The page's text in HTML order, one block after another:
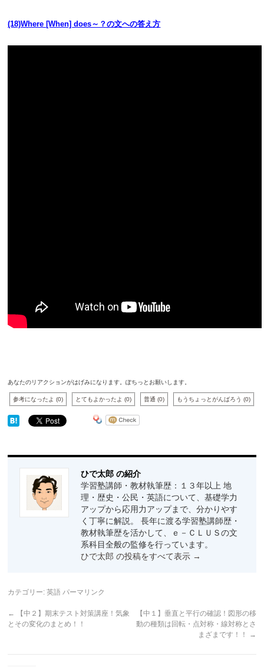
(18)Where [When] does～？の文への答え方
あなたのリアクションがはげみになります。ぽちっとお願いします。
参考になったよ(0) とてもよかったよ(0) 普通(0) もうちょっとがんばろう(0)
ひで太郎 の紹介
学習塾講師・教材執筆歴：１３年以上 地
理・歴史・公民・英語について、基礎学力
アップから応用力アップまで、分かりやす
く丁寧に解説。 長年に渡る学習塾講師歴・
教材執筆歴を活かして、ｅ－ＣＬＵＳの文
系科目全般の監修を行っています。
ひで太郎 の投稿をすべて表示 →
カテゴリー:英語 パーマリンク
←
【中２】期末テスト対策講座！気象
とその変化のまとめ！！
【中１】垂直と平行の確認！図形の移
動の種類は回転・点対称・線対称とさ
まざまです！！
→